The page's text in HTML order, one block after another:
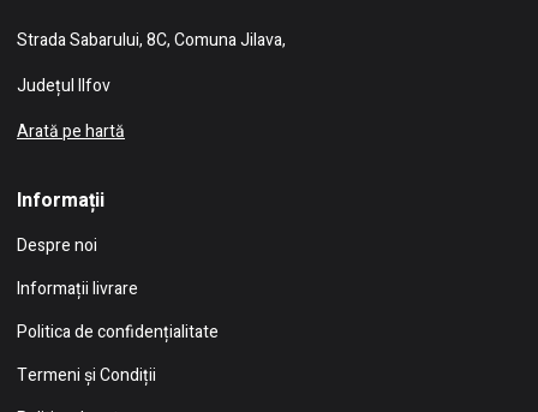
Strada Sabarului, 8C, Comuna Jilava,
Județul Ilfov
Arată pe hartă
Informații
Despre noi
Informații livrare
Politica de confidențialitate
Termeni și Condiții